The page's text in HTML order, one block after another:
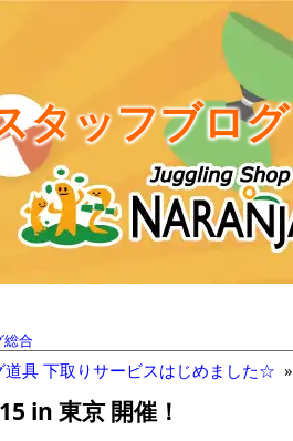
タッフブログ
総合
道具 下取りサービスはじめました☆ »
in 東京 開催！